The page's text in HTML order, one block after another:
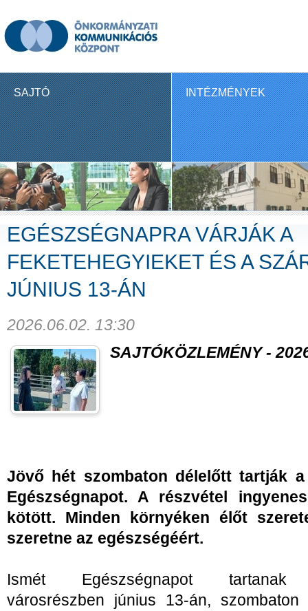
SAJTÓ INTÉZMÉNYEK
EGÉSZSÉGNAPRA VÁRJÁK A
FEKETEHEGYIEKET ÉS A
JÚNIUS 13-ÁN
2026.06.02. 13:30
SAJTÓKÖZLEMÉNY -
Jövő hét szombaton délelőtt tartják a
Egészségnapot. A részvétel
kötött. Minden környéken élőt
szeretne az egészségéért.
Ismét Egészségnapot tartanak
városrészben június 13-án,